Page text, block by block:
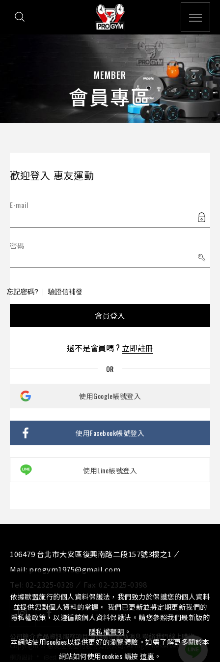
MEMBER
會員專區
歡迎登入 惠友運動
E-mail
密碼
忘記密碼? 驗證信補發
會員登入
還不是會員嗎 ? 立即註冊
使用Google帳號登入
使用Facebook帳號登入
使用Line帳號登入
106479 台北市大安區復興南路二段157號3樓之1
Mail: progym1975@gmail.com
Tel: 02-2325-0328 Fax: 02-2325-0398
公司簡介產品資訊 服務項目⁄實績案例⁄最新消息 聯絡我們 線上購物
Copyright © 惠友運動器材股份有限公司. All Right Reserved.
依據歐盟施行的個人資料保護法，我們致力於保護您的個人資料
並提供您對個人資料的掌握。 我們已更新並將定期更新我們的
隱私權政策，以遵循該個人資料保護法。請您參照我們最新版的
隱私權聲明 。
本網站使用cookies以提供更好的瀏覽體驗。如需了解更多關於本
網站如何使用cookies 請按 這裏 。